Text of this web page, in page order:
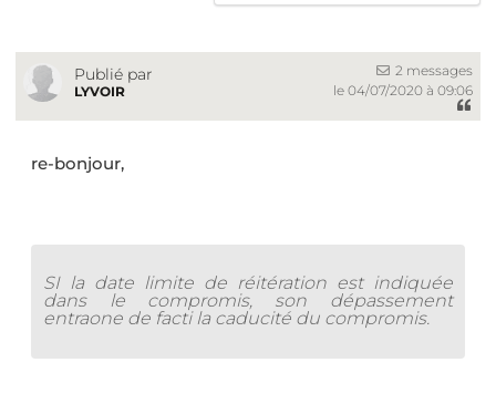
Publié par
LYVOIR
2 messages
le 04/07/2020 à 09:06
re-bonjour,
SI la date limite de réitération est indiquée
dans le compromis, son dépassement
entraone de facti la caducité du compromis.